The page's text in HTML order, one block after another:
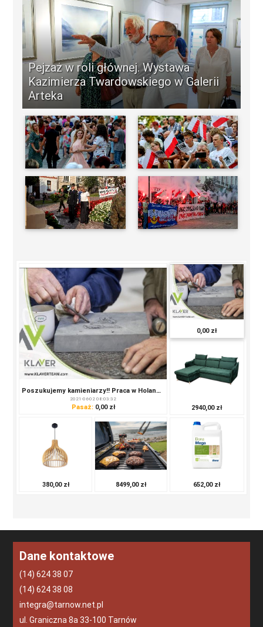
Pejzaż w roli głównej. Wystawa
Kazimierza Twardowskiego w Galerii
Arteka
Poszukujemy kamieniarzy!! Praca w Holandii!!
2021-06-02 08:03:32
Pasaż: 0,00 zł
380,00 zł 8499,00 zł
0,00 zł
2940,00 zł
652,00 zł
Dane kontaktowe
(14) 624 38 07
(14) 624 38 08
integra@tarnow.net.pl
ul. Graniczna 8a 33-100 Tarnów